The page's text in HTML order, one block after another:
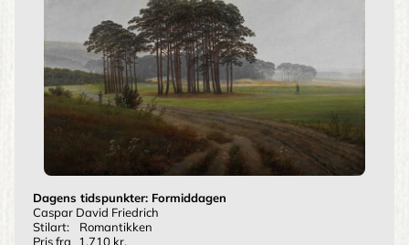
Dagens tidspunkter: Formiddagen
Caspar David Friedrich
Stilart:
Romantikken
Pris fra
1.710 kr.